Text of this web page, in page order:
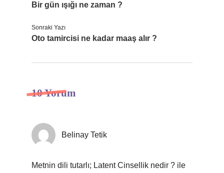
Bir gün ışığı ne zaman ?
Sonraki Yazı
Oto tamircisi ne kadar maaş alır ?
10 Yorum
Belinay Tetik
Metnin dili tutarlı; Latent Cinsellik nedir ? ile